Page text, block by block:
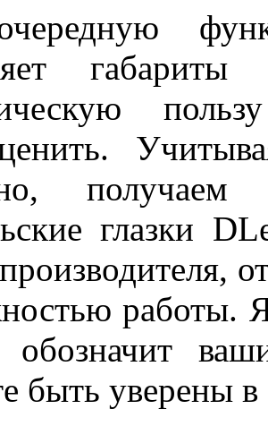
глазки
работы.
обозначит
быть уверены